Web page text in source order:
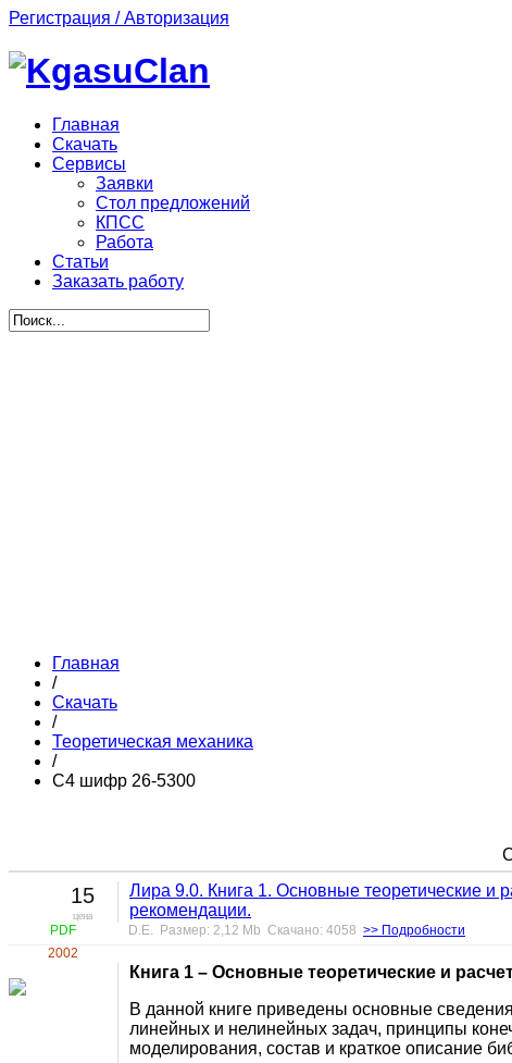
Регистрация / Авторизация
Главная
Скачать
Сервисы
Заявки
Стол предложений
КПСС
Работа
Статьи
Заказать работу
Главная
/
Скачать
/
Теоретическая механика
/
С4 шифр 26-5300
15
цена
PDF
2002
Лира 9.0. Книга 1. Основные теоретические и
рекомендации.
D.E. Размер: 2,12 Mb Скачано: 4058 >> Подробности
Книга 1 – Основные теоретические и
В данной книге приведены основные
линейных и нелинейных задач, принципы
моделирования, состав и краткое описание